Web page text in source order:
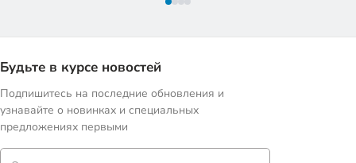
Будьте в курсе новостей
Подпишитесь на последние обновления и
узнавайте о новинках и специальных
предложениях первыми